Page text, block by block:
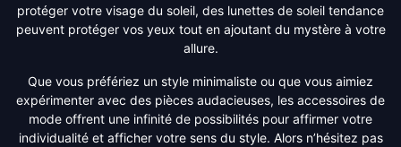
protéger votre visage du soleil, des lunettes de soleil tendance
peuvent protéger vos yeux tout en ajoutant du mystère à votre
allure.
Que vous préfériez un style minimaliste ou que vous aimiez
expérimenter avec des pièces audacieuses, les accessoires de
mode offrent une infinité de possibilités pour affirmer votre
individualité et afficher votre sens du style. Alors n’hésitez pas